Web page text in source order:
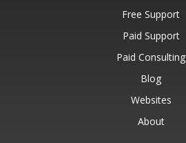
Free Support
Paid Support
Paid Consulting
Blog
Websites
About